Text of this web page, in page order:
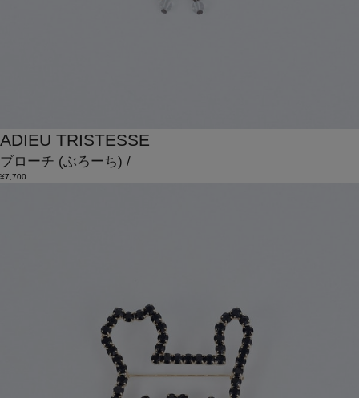
ADIEU TRISTESSE
ブローチ (ぶろーち) /
¥7,700